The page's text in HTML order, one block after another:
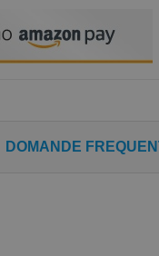
DOMANDE